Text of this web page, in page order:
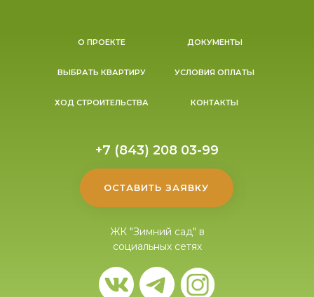
О ПРОЕКТЕ
ВЫБРАТЬ КВАРТИРУ
ХОД СТРОИТЕЛЬСТВА
ДОКУМЕНТЫ
КОНТАКТЫ
УСЛОВИЯ ОПЛАТЫ
+7 (843) 208 03-99
ОСТАВИТЬ ЗАЯВКУ
ЖК "Зимний сад" в
социальных сетях